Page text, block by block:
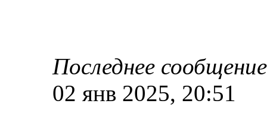
Последнее
02 янв 2025, 20:51